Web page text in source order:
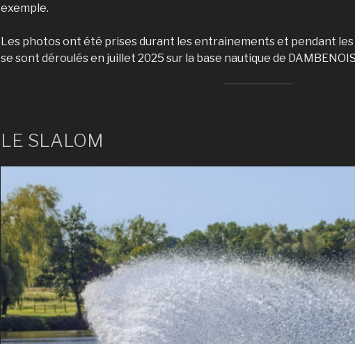
exemple.
Les photos ont été prises durant les entrainements et pendant les
se sont déroulés en juillet 2025 sur la base nautique de
LE SLALOM